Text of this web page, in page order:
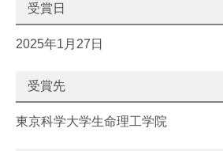
受賞日
2025年1月27日
受賞先
東京科学大学生命理工学院